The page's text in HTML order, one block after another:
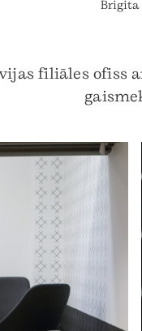
Brigita
filiāles ofiss